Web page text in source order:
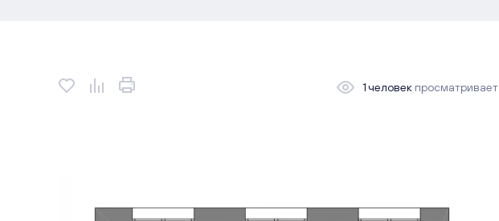
1 человек просматривает